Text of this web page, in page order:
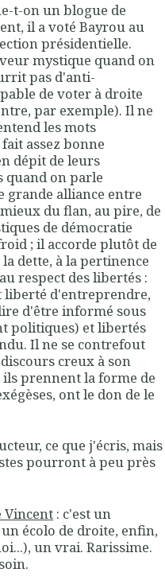
t-on un blogue de
il a voté Bayrou au
présidentielle.
mystique quand on
pas d'anti-
de voter à droite
par exemple). Il ne
les mots
assez bonne
dépit de leurs
quand on parle
grande alliance entre
du flan, au pire, de
de démocratie
; il accorde plutôt de
dette, à la pertinence
respect des libertés :
liberté d'entreprendre,
d'être informé sous
politiques) et libertés
Il ne se contrefout
creux à son
prennent la forme de
ont le don de le
ce que j'écris, mais
pourront à peu près
Vincent : c'est un
écolo de droite, enfin,
un vrai. Rarissime.